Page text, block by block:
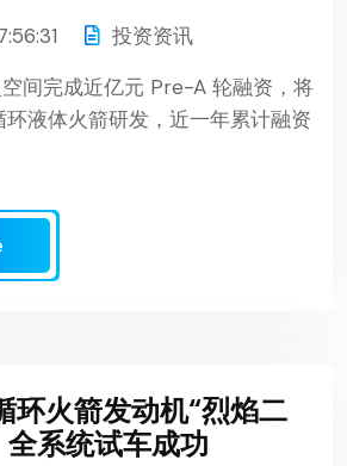
投资资讯
间完成近亿元 Pre-A 轮融资，将
液体火箭研发，近一年累计融资
环火箭发动机“烈焰二
系统试车成功